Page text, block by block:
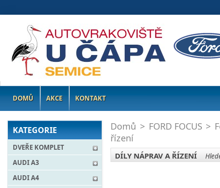
DOMŮ AKCE KONTAKT
KATEGORIE
DVEŘE KOMPLET
AUDI A3
AUDI A4
Domů > FORD FOCUS >
řízení
DÍLY NÁPRAV A ŘÍZENÍ